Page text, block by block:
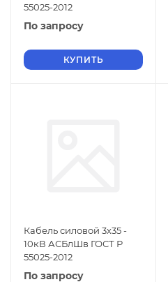
55025-2012
По запросу
КУПИТЬ
Кабель силовой 3х35 -
10кВ АСБлШв ГОСТ Р
55025-2012
По запросу